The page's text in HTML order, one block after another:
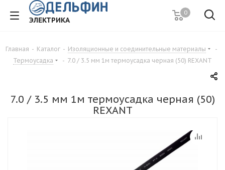
ЭЛЕКТРИКА
0
Главная - Каталог - Изоляционные и соединительные материалы
-
Термоусадка
- 7.0 / 3.5 мм 1м термоусадка черная (50) REXANT
7.0 / 3.5 мм 1м термоусадка черная (50)
REXANT